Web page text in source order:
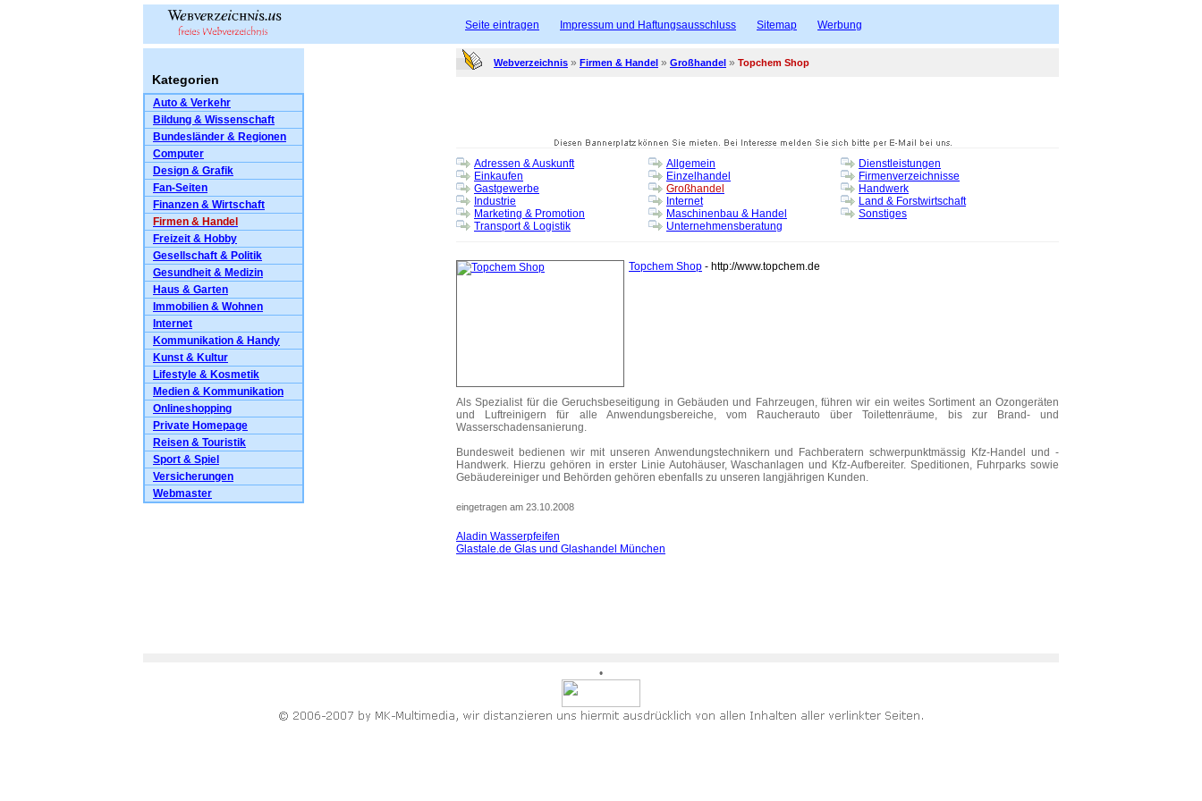
Seite eintragen Impressum und Haftungsausschluss Sitemap Werbung
Kategorien
Auto & Verkehr
Bildung & Wissenschaft
Bundesländer & Regionen
Computer
Design & Grafik
Fan-Seiten
Finanzen & Wirtschaft
Firmen & Handel
Freizeit & Hobby
Gesellschaft & Politik
Gesundheit & Medizin
Haus & Garten
Immobilien & Wohnen
Internet
Kommunikation & Handy
Kunst & Kultur
Lifestyle & Kosmetik
Medien & Kommunikation
Onlineshopping
Private Homepage
Reisen & Touristik
Sport & Spiel
Versicherungen
Webmaster
Webverzeichnis » Firmen & Handel » Großhandel » Topchem Shop
Adressen & Auskunft Allgemein
Dienstleistungen
Einkaufen
Einzelhandel
Firmenverzeichnisse
Gastgewerbe
Großhandel
Handwerk
Industrie
Internet
Land & Forstwirtschaft
Marketing & Promotion
Maschinenbau & Handel
Sonstiges
Transport & Logistik
Unternehmensberatung
Topchem Shop - http://www.topchem.de
Als Spezialist für die Geruchsbeseitigung in Gebäuden und Fahrzeugen, führen wir ein weites Sortiment an Ozongeräten
und Luftreinigern für alle Anwendungsbereiche, vom Raucherauto über Toilettenräume, bis zur Brand- und
Wasserschadensanierung.
Bundesweit bedienen wir mit unseren Anwendungstechnikern und Fachberatern schwerpunktmässig Kfz-Handel und -
Handwerk. Hierzu gehören in erster Linie Autohäuser, Waschanlagen und Kfz-Aufbereiter. Speditionen, Fuhrparks sowie
Gebäudereiniger und Behörden gehören ebenfalls zu unseren langjährigen Kunden.
eingetragen am 23.10.2008
Aladin Wasserpfeifen
Glastale.de Glas und Glashandel München
•